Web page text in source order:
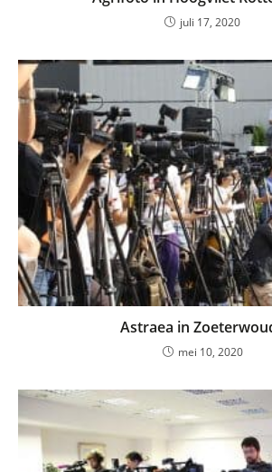
juli 17, 2020
Astraea in
mei 10, 2020